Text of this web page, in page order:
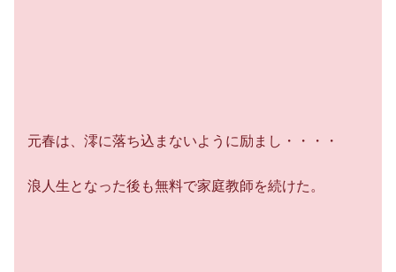
元春は、澪に落ち込まないように励まし・・・・
浪人生となった後も無料で家庭教師を続けた。